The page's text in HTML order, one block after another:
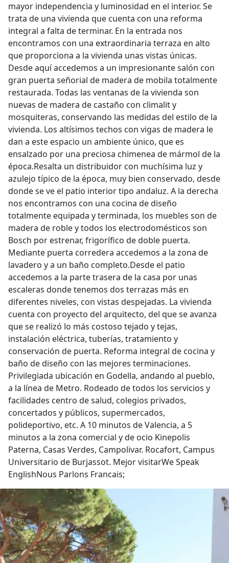
mayor independencia y luminosidad en el interior. Se
trata de una vivienda que cuenta con una reforma
integral a falta de terminar. En la entrada nos
encontramos con una extraordinaria terraza en alto
que proporciona a la vivienda unas vistas únicas.
Desde aquí accedemos a un impresionante salón con
gran puerta señorial de madera de mobila totalmente
restaurada. Todas las ventanas de la vivienda son
nuevas de madera de castaño con climalit y
mosquiteras, conservando las medidas del estilo de la
vivienda. Los altísimos techos con vigas de madera le
dan a este espacio un ambiente único, que es
ensalzado por una preciosa chimenea de mármol de la
época.Resalta un distribuidor con muchísima luz y
azulejo típico de la época, muy bien conservado, desde
donde se ve el patio interior tipo andaluz. A la derecha
nos encontramos con una cocina de diseño
totalmente equipada y terminada, los muebles son de
madera de roble y todos los electrodomésticos son
Bosch por estrenar, frigorífico de doble puerta.
Mediante puerta corredera accedemos a la zona de
lavadero y a un baño completo.Desde el patio
accedemos a la parte trasera de la casa por unas
escaleras donde tenemos dos terrazas más en
diferentes niveles, con vistas despejadas. La vivienda
cuenta con proyecto del arquitecto, del que se avanza
que se realizó lo más costoso tejado y tejas,
instalación eléctrica, tuberías, tratamiento y
conservación de puerta. Reforma integral de cocina y
baño de diseño con las mejores terminaciones.
Privilegiada ubicación en Godella, andando al pueblo,
a la línea de Metro. Rodeado de todos los servicios y
facilidades centro de salud, colegios privados,
concertados y públicos, supermercados,
polideportivo, etc. A 10 minutos de Valencia, a 5
minutos a la zona comercial y de ocio Kinepolis
Paterna, Casas Verdes, Campolivar. Rocafort, Campus
Universitario de Burjassot. Mejor visitarWe Speak
EnglishNous Parlons Francais;